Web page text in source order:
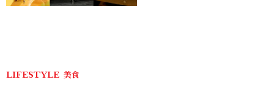
LIFESTYLE 美食